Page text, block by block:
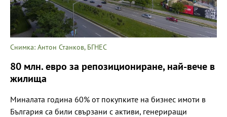
Снимка: Антон Станков, БГНЕС
80 млн. евро за репозициониране, най-вече в
жилища
Миналата година 60% от покупките на бизнес имоти в
България са били свързани с активи, генериращи